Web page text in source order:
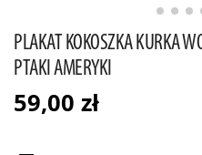
PLAKAT KOKOSZKA KURKA
PTAKI AMERYKI
59,00 zł